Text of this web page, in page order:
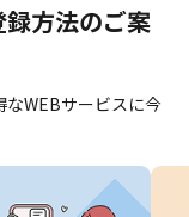
方法のご案
WEBサービスに今